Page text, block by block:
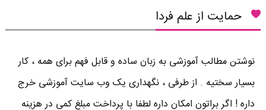
حمایت از علم فردا
نوشتن مطالب آموزشی به زبان ساده و قابل فهم برای همه ، کار
بسیار سختیه . از طرفی ، نگهداری یک وب سایت آموزشی خرج
داره ! اگر براتون امکان داره لطفا با پرداخت مبلغ کمی در هزینه